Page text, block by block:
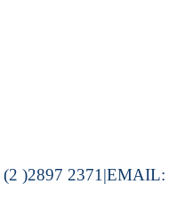
)2897 2371|EMAIL: